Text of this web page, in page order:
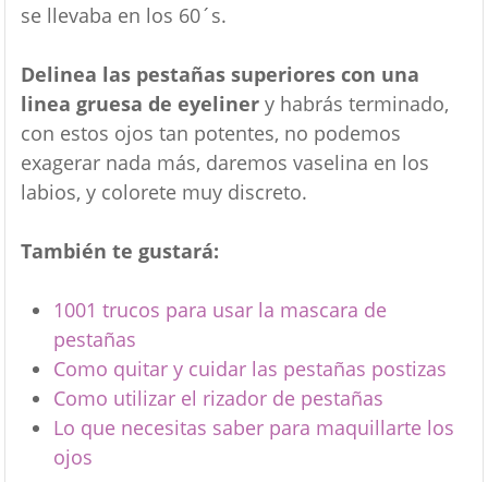
se llevaba en los 60´s.
Delinea las pestañas superiores con una
linea gruesa de eyelinery habrás terminado,
con estos ojos tan potentes, no podemos
exagerar nada más, daremos vaselina en los
labios, y colorete muy discreto.
También te gustará:
1001 trucos para usar la mascara de
pestañas
Como quitar y cuidar las pestañas postizas
Como utilizar el rizador de pestañas
Lo que necesitas saber para maquillarte los
ojos